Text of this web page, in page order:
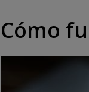
Cómo